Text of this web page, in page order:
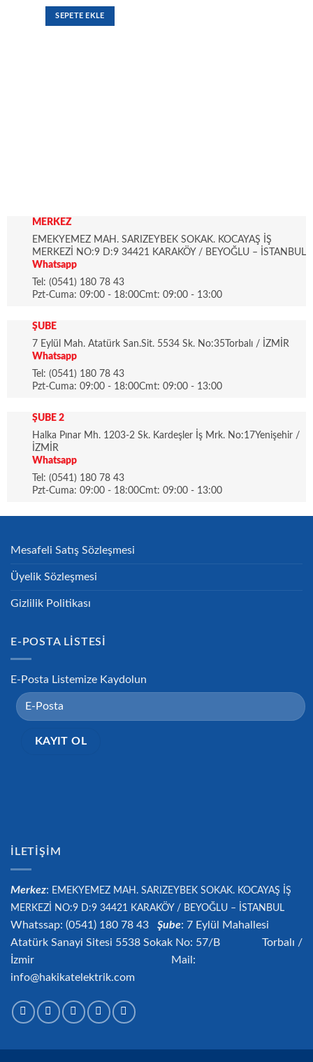
SEPETE EKLE
MERKEZ
EMEKYEMEZ MAH. SARIZEYBEK SOKAK. KOCAYAŞ İŞ
MERKEZİ NO:9 D:9 34421 KARAKÖY / BEYOĞLU – İSTANBUL
Whatsapp
Tel: (0541) 180 78 43
Pzt-Cuma: 09:00 - 18:00Cmt: 09:00 - 13:00
ŞUBE
7 Eylül Mah. Atatürk San.Sit. 5534 Sk. No:35Torbalı / İZMİR
Whatsapp
Tel: (0541) 180 78 43
Pzt-Cuma: 09:00 - 18:00Cmt: 09:00 - 13:00
ŞUBE 2
Halka Pınar Mh. 1203-2 Sk. Kardeşler İş Mrk. No:17Yenişehir /
İZMİR
Whatsapp
Tel: (0541) 180 78 43
Pzt-Cuma: 09:00 - 18:00Cmt: 09:00 - 13:00
Mesafeli Satış Sözleşmesi
Üyelik Sözleşmesi
Gizlilik Politikası
E-POSTA LISTESI
E-Posta Listemize Kaydolun
İLETIŞIM
Merkez: EMEKYEMEZ MAH. SARIZEYBEK SOKAK. KOCAYAŞ İŞ
MERKEZİ NO:9 D:9 34421
KARAKÖY / BEYOĞLU – İSTANBUL
Whatssap: (0541) 180 78 43 Şube: 7 Eylül Mahallesi
Atatürk Sanayi Sitesi 5538 Sokak No: 57/B Torbalı /
İzmir Mail:
info@hakikatelektrik.com